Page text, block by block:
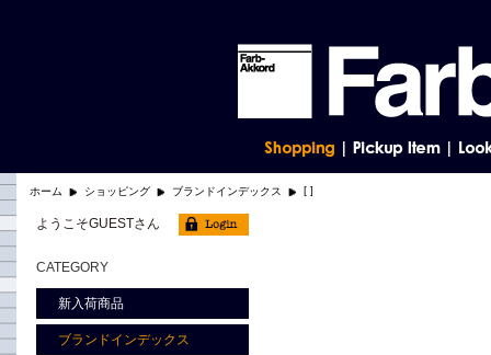
ホーム ショッピング ブランドインデックス [ ]
ようこそGUESTさん
CATEGORY
新入荷商品
ブランドインデックス